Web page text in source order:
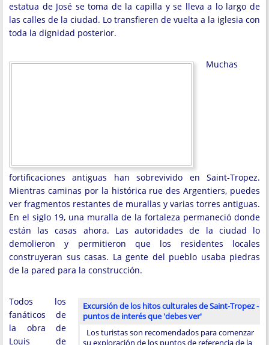
estatua de José se toma de la capilla y se lleva a lo largo de
las calles de la ciudad. Lo transfieren de vuelta a la iglesia con
toda la dignidad posterior.
Muchas
fortificaciones antiguas han sobrevivido en Saint-Tropez.
Mientras caminas por la histórica rue des Argentiers, puedes
ver fragmentos restantes de murallas y varias torres antiguas.
En el siglo 19, una muralla de la fortaleza permaneció donde
están las casas ahora. Las autoridades de la ciudad lo
demolieron y permitieron que los residentes locales
construyeran sus casas. La gente del pueblo usaba piedras
de la pared para la construcción.
Excursión de los hitos culturales de Saint-Tropez -
puntos de interés que 'debes ver'
Los turistas son recomendados para comenzar
su exploración de los puntos de referencia de la
Todos los
fanáticos de
la obra de
Louis de